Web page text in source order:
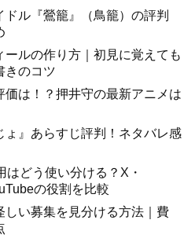
ル『鶯籠』（鳥籠）の評判
ルの作り方｜初見に覚えても
きのコツ
価は！？押井守の最新アニメは
ょ』あらすじ評判！ネタバレ感
どう使い分ける？X・
の役割を比較
しい募集を見分ける方法｜費